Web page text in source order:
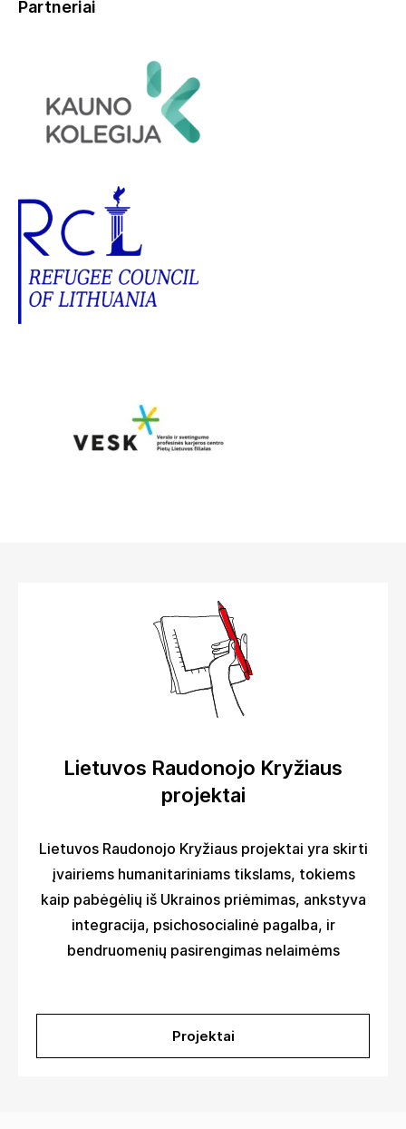
Partneriai
Lietuvos Raudonojo Kryžiaus
projektai
Lietuvos Raudonojo Kryžiaus projektai yra skirti
įvairiems humanitariniams tikslams, tokiems
kaip pabėgėlių iš Ukrainos priėmimas, ankstyva
integracija, psichosocialinė pagalba, ir
bendruomenių pasirengimas nelaimėms
Projektai